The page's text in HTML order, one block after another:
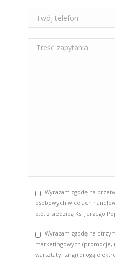
Wyrażam zgodę na
osobowych w celach
o.o. z siedzibą Ks. Jerzego
Wyrażam zgodę na
marketingowych (promocje,
warsztaty, targi) drogą